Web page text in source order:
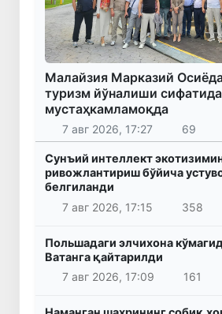
Малайзия Марказий
туризм йўналиши
мустаҳкамламоқда
7 авг 2026, 17:27 69
Сунъий интеллект
ривожлантириш бўйича
белгиланди
7 авг 2026, 17:15
358
Польшадаги элчихона
Ватанга қайтарилди
7 авг 2026, 17:09
161